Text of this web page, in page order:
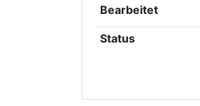
Bearbeitet
Status